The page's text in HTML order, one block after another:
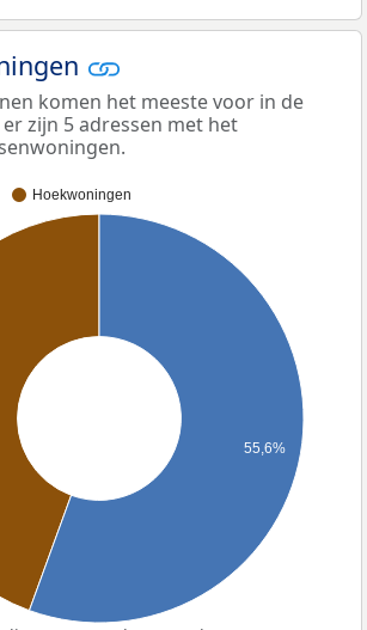
komen het meeste voor in de
zijn 5 adressen met het
Hoekwoningen
55,6%